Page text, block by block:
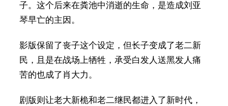
子。这个后来在粪池中消逝的生命，是造成刘亚
琴早亡的主因。
影版保留了丧子这个设定，但长子变成了老二新
民，且是在战场上牺牲，承受白发人送黑发人痛
苦的也成了肖大力。
剧版则让老大新桅和老二继民都进入了新时代，